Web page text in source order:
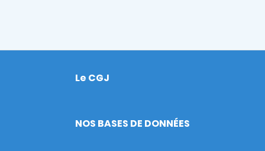
Footer
Le CGJ
NOS BASES DE DONNÉES